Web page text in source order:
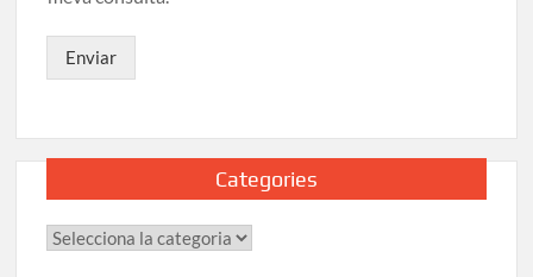
Enviar
Categories